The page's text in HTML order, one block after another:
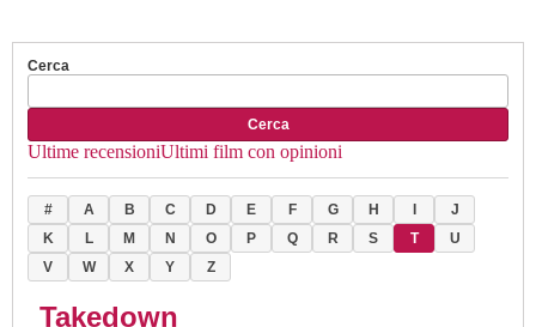
Cerca
Cerca
Ultime recensioniUltimi film con opinioni
# A B C D E F G H
J
K
L M N O P Q R S T
U
V
W X Y Z
Takedown